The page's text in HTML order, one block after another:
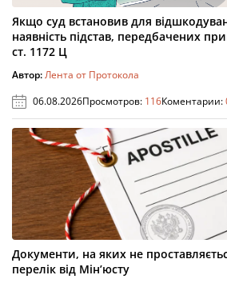
Якщо суд встановив для
наявність підстав, передбачених
ст. 1172 Ц
Автор:Лента от Протокола
06.08.2026Просмотров: 116Коментарии:
Документи, на яких не
перелік від Мін’юсту